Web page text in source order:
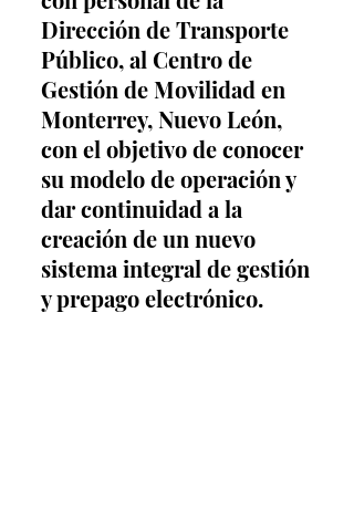
Dirección de Transporte
Público, al Centro de
Gestión de Movilidad en
Monterrey, Nuevo León,
con el objetivo de conocer
su modelo de operación y
dar continuidad a la
creación de un nuevo
sistema integral de gestión
y prepago electrónico.